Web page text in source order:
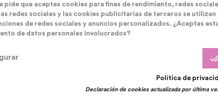
Oferta!
pide que aceptes cookies para fines de rendimiento, redes
redes sociales y las cookies publicitarias de terceros se utilizan
de redes sociales y anuncios personalizados. ¿Aceptas
de datos personales involucrados?
Política de
Declaración de cookies actualizada por última